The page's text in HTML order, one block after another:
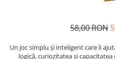
58,00 RON
Un joc simplu și inteligent care îi
logică, curiozitatea și